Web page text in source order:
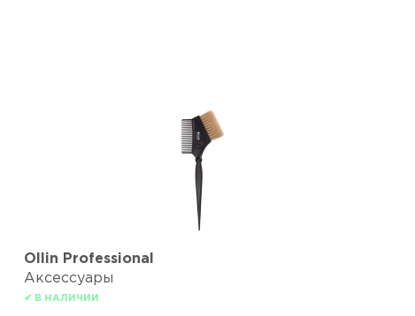
Ollin Professional
Аксессуары
✔ В НАЛИЧИИ